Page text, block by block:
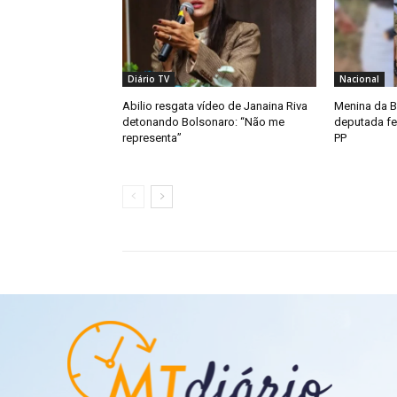
Diário TV
Abilio resgata vídeo de Janaina Riva
detonando Bolsonaro: “Não me
representa”
Nacional
Menina da
deputada
PP